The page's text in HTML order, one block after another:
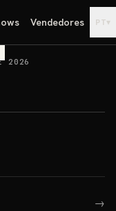
Vendedores PT▾
2026
→